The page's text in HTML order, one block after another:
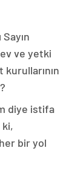
ve yetki
diye istifa
bir yol